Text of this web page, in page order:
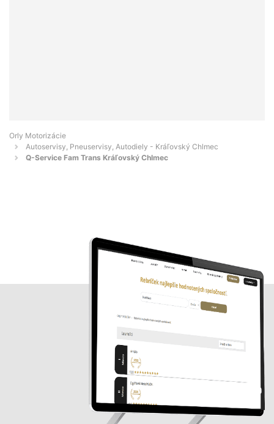
Orly Motorizácie
Autoservisy, Pneuservisy, Autodiely - Kráľovský Chlmec
Q-Service Fam Trans Kráľovský Chlmec